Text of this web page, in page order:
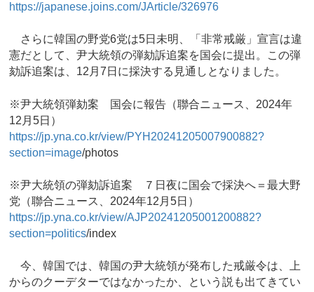
https://japanese.joins.com/JArticle/326976
さらに韓国の野党6党は5日未明、「非常戒厳」宣言は違
憲だとして、尹大統領の弾劾訴追案を国会に提出。この弾
劾訴追案は、12月7日に採決する見通しとなりました。
※尹大統領弾劾案 国会に報告（聯合ニュース、2024年
12月5日）
https://jp.yna.co.kr/view/PYH20241205007900882?
section=image/photos
※尹大統領の弾劾訴追案 ７日夜に国会で採決へ＝最大野
党（聯合ニュース、2024年12月5日）
https://jp.yna.co.kr/view/AJP20241205001200882?
section=politics/index
今、韓国では、韓国の尹大統領が発布した戒厳令は、上
からのクーデターではなかったか、という説も出てきてい